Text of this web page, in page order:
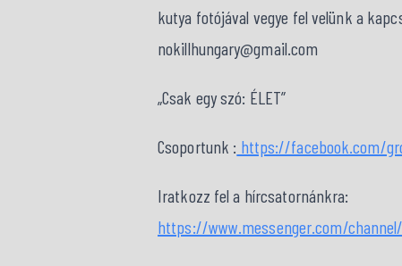
kutya fotójával vegye fel velünk a
nokillhungary@gmail.com
„Csak egy szó: ÉLET”
Csoportunk : https://facebook.com/
Iratkozz fel a hírcsatornánkra:
https://www.messenger.com/